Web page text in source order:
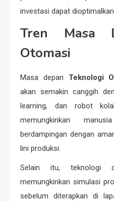
investasi dapat
Tren Masa
Otomasi
Masa depan Teknologi
akan semakin canggih
learning, dan robot
memungkinkan
berdampingan dengan
lini produksi.
Selain itu, teknologi
memungkinkan simulasi
sebelum diterapkan di